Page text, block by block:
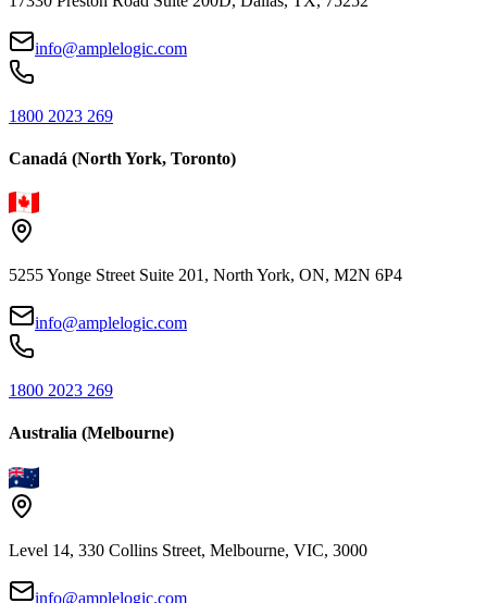
info@amplelogic.com
1800 2023 269
Canadá (North York, Toronto)
5255 Yonge Street Suite 201, North York, ON, M2N 6P4
info@amplelogic.com
1800 2023 269
Australia (Melbourne)
Level 14, 330 Collins Street, Melbourne, VIC, 3000
info@amplelogic.com